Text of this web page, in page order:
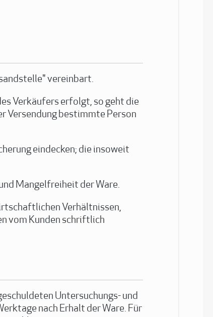
vereinbart.
Verkäufers erfolgt, so geht die
Versendung bestimmte Person
eindecken; die insoweit
Mangelfreiheit der Ware.
Verhältnissen,
vom Kunden schriftlich
Untersuchungs- und
nach Erhalt der Ware. Für